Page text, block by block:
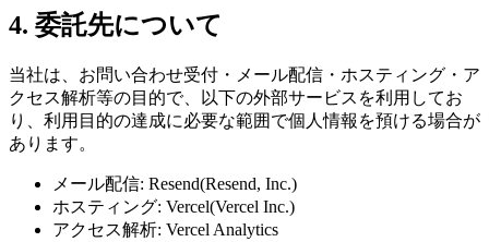
4. 委託先について
当社は、お問い合わせ受付・メール配信・ホスティング・ア
クセス解析等の目的で、以下の外部サービスを利用してお
り、利用目的の達成に必要な範囲で個人情報を預ける場合が
あります。
メール配信: Resend(Resend, Inc.)
ホスティング: Vercel(Vercel Inc.)
アクセス解析: Vercel Analytics